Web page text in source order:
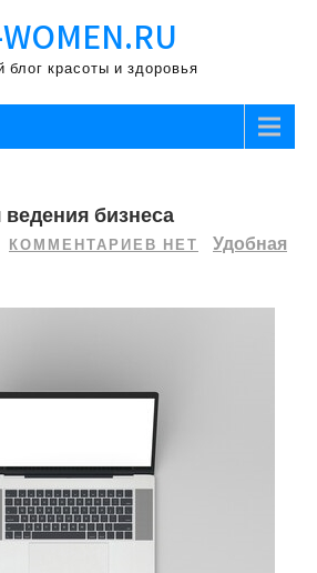
блог красоты и здоровья
ведения бизнеса
КОММЕНТАРИЕВ НЕТ
Удобная